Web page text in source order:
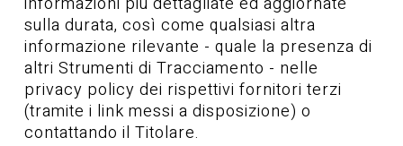
sulla durata, così come qualsiasi altra
informazione rilevante - quale la presenza di
altri Strumenti di Tracciamento - nelle
privacy policy dei rispettivi fornitori terzi
(tramite i link messi a disposizione) o
contattando il Titolare.